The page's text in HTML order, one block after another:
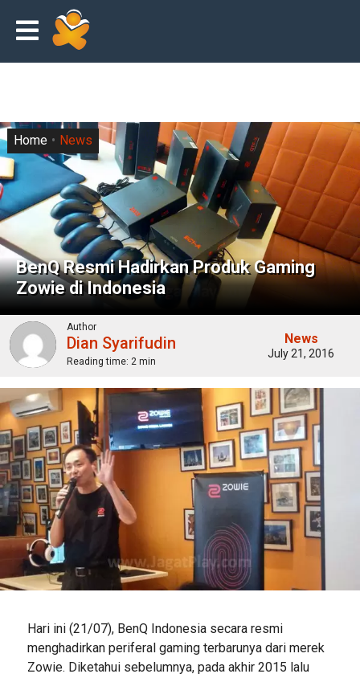
BenQ Resmi Hadirkan Produk Gaming
Zowie di Indonesia
Home News
Author
Dian Syarifudin
Reading time: 2 min
News
July 21, 2016
Hari ini (21/07), BenQ Indonesia secara resmi
menghadirkan periferal gaming terbarunya dari merek
Zowie. Diketahui sebelumnya, pada akhir 2015 lalu